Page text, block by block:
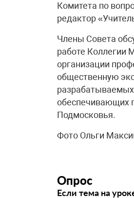
Комитета по
редактор
Члены Совета
работе Коллегии
организации
общественную
разрабатываемых
обеспечивающих
Подмосковья.
Фото Ольги
Опрос
Если тема на